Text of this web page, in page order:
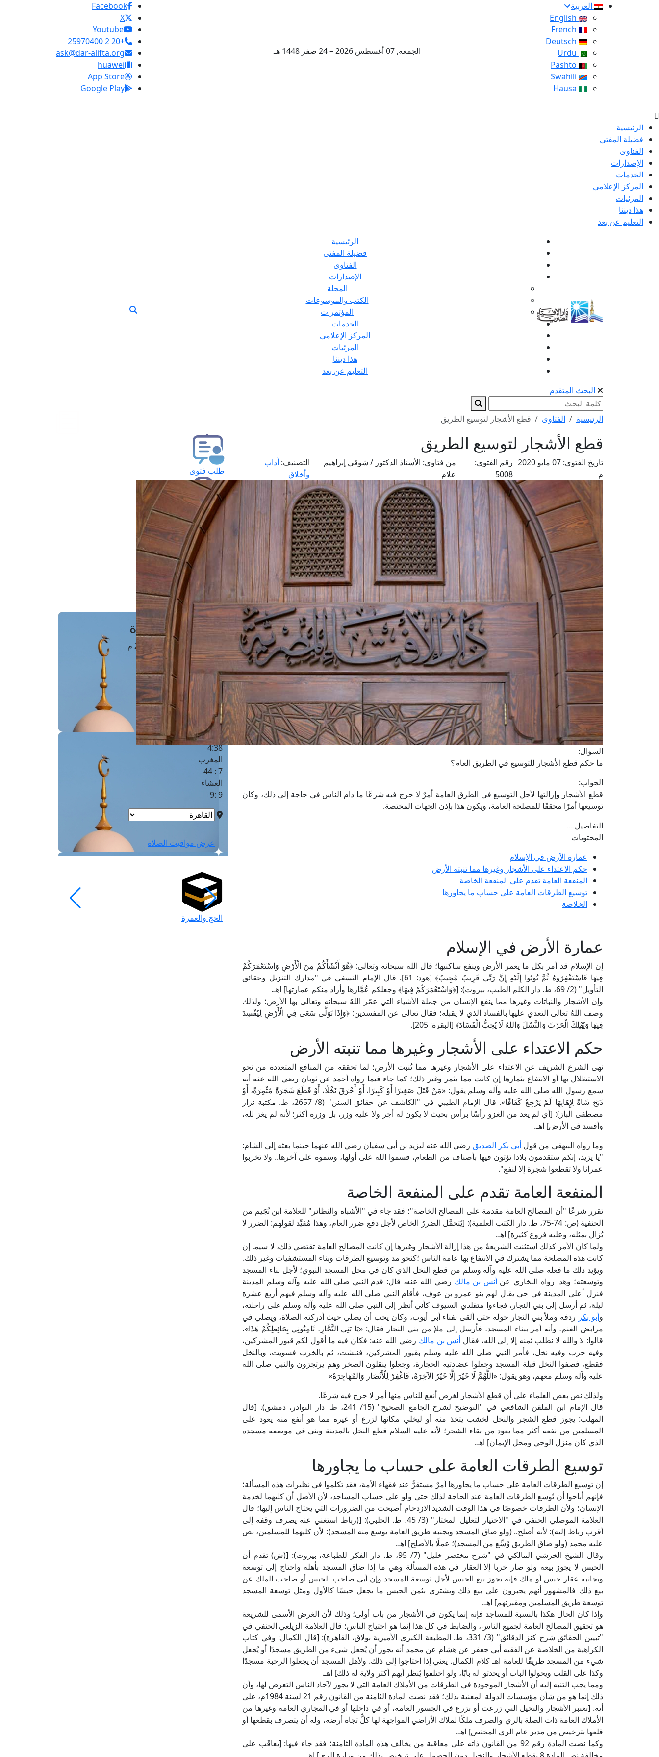
العربية
الجمعة, 07 أغسطس 2026 – 24 صفر 1448 هـ
Facebook
X
Youtube
+20 2 25970400
ask@dar-alifta.org
huawei
App Store
Google Play
الرئيسية
فضيلة المفتى
الفتاوى
الإصدارات
الخدمات
المركز الإعلامى
المرئيات
هذا ديننا
التعليم عن بعد
الرئيسية
فضيلة المفتى
الفتاوى
الإصدارات
المجلة
الكتب والموسوعات
المؤتمرات
الخدمات
المركز الإعلامى
المرئيات
هذا ديننا
التعليم عن بعد
البحث المتقدم
الرئيسية الفتاوى قطع الأشجار لتوسيع الطريق
قطع الأشجار لتوسيع الطريق
تاريخ الفتوى:
07 مايو 2020
م
رقم الفتوى:
5008
من فتاوى: الأستاذ الدكتور / شوقي إبراهيم
علام
التصنيف: آداب
وأخلاق
السؤال:
ما حكم قطع الأشجار للتوسيع في الطريق العام؟
الجواب:
قطع الأشجار وإزالتها لأجل التوسيع في الطرق العامة أمرٌ لا حرج فيه شرعًا ما دام الناس في حاجة إلى ذلك، وكان
توسيعها أمرًا محققًا للمصلحة العامة، ويكون هذا بإذن الجهات المختصة.
التفاصيل....
المحتويات
عمارة الأرض في الإسلام
حكم الاعتداء على الأشجار وغيرها مما تنبته الأرض
المنفعة العامة تقدم على المنفعة الخاصة
توسيع الطرقات العامة على حساب ما يجاورها
الخلاصة
عمارة الأرض في الإسلام
إن الإسلام قد أمر بكل ما يعمر الأرض وينفع ساكنيها؛ قال الله سبحانه وتعالى: ﴿هُوَ أَنْشَأَكُمْ مِنَ الْأَرْضِ وَاسْتَعْمَرَكُمْ
فِيهَا فَاسْتَغْفِرُوهُ ثُمَّ تُوبُوا إِلَيْهِ إِنَّ رَبِّي قَرِيبٌ مُجِيبٌ﴾ [هود: 61]. قال الإمام النسفي في "مدارك التنزيل وحقائق
التأويل" (2/ 69، ط. دار الكلم الطيب، بيروت): [﴿وَاسْتَعْمَرَكُمْ فِيهَا﴾ وجعلكم عُمَّارها وأراد منكم عمارتها] اهـ.
وإن الأشجار والنباتات وغيرها مما ينفع الإنسان من جملة الأشياء التي عمّر اللهُ سبحانه وتعالى بها الأرض؛ ولذلك
وصف اللهُ تعالى التعدي عليها بالفساد الذي لا يقبله؛ فقال تعالى عن المفسدين: ﴿وَإِذَا تَوَلَّى سَعَى فِي الْأَرْضِ لِيُفْسِدَ
فِيهَا وَيُهْلِكَ الْحَرْثَ وَالنَّسْلَ وَاللهُ لَا يُحِبُّ الْفَسَادَ﴾ [البقرة: 205].
حكم الاعتداء على الأشجار وغيرها مما تنبته الأرض
نهى الشرع الشريف عن الاعتداء على الأشجار وغيرها مما تُنبت الأرض؛ لما تحققه من المنافع المتعددة من نحو
الاستظلال بها أو الانتفاع بثمارها إن كانت مما يثمر وغير ذلك؛ كما جاء فيما رواه أحمد عن ثوبان رضي الله عنه أنه
سمع رسول الله صلى الله عليه وآله وسلم يقول: «مَنْ قَتَلَ صَغِيرًا أَوْ كَبِيرًا، أَوْ أَحْرَقَ نَخْلًا، أَوْ قَطَعَ شَجَرَةً مُثْمِرَةً، أَوْ
ذَبَحَ شَاةً لِإِهَابِهَا لَمْ يَرْجِعْ كَفَافًا». قال الإمام الطيبي في "الكاشف عن حقائق السنن" (8/ 2657، ط. مكتبة نزار
مصطفى الباز): [أي لم يعد من الغزو رأسًا برأس بحيث لا يكون له أجر ولا عليه وزر، بل وزره أكثر؛ لأنه لم يغز لله،
وأفسد في الأرض] اهـ.
وما رواه البيهقي من قول أبي بكر الصديق رضي الله عنه ليزيد بن أبي سفيان رضي الله عنهما حينما بعثه إلى الشام:
"يا يزيد، إنكم ستقدمون بلادا تؤتون فيها بأصناف من الطعام، فسموا الله على أولها، وسموه على آخرها.. ولا تخربوا
عمرانا ولا تقطعوا شجرة إلا لنفع".
المنفعة العامة تقدم على المنفعة الخاصة
تقرر شرعًا "أن المصالح العامة مقدمة على المصالح الخاصة"؛ فقد جاء في "الأشباه والنظائر" للعلامة ابن نُجَيم من
الحنفية (ص: 74-75، ط. دار الكتب العلمية): [يُتحمَّل الضررُ الخاص لأجل دفع ضرر العام، وهذا مُقيِّد لقولهم: الضرر لا
يُزال بمثله، وعليه فروع كثيرة] اهـ.
ولما كان الأمر كذلك استثنت الشريعةُ من هذا إزالة الأشجار وغيرها إن كانت المصالح العامة تقتضي ذلك، لا سيما إن
كانت هذه المصلحة مما يشترك في الانتفاع بها عامة الناس ؛كنحو مد وتوسيع الطرقات وبناء المستشفيات وغير ذلك.
ويؤيد ذلك ما فعله صلى الله عليه وآله وسلم من قطع النخل الذي كان في محل المسجد النبوي؛ لأجل بناء المسجد
وتوسعته؛ وهذا رواه البخاري عنأنس بن مالك رضي الله عنه، قال: قدم النبي صلى الله عليه وآله وسلم المدينة
فنزل أعلى المدينة في حي يقال لهم بنو عمرو بن عوف، فأقام النبي صلى الله عليه وآله وسلم فيهم أربع عشرة
ليلة، ثم أرسل إلى بني النجار، فجاءوا متقلدي السيوف كأني أنظر إلى النبي صلى الله عليه وآله وسلم على راحلته،
وأبو بكر ردفه وملأ بني النجار حوله حتى ألقى بفناء أبي أيوب، وكان يحب أن يصلي حيث أدركته الصلاة، ويصلي في
مرابض الغنم، وأنه أمر ببناء المسجد، فأرسل إلى ملإ من بني النجار فقال: «يَا بَنِي النَّجَّارِ، ثَامِنُونِي بِحَائِطِكُمْ هَذَا»،
قالوا: لا والله لا نطلب ثمنه إلا إلى الله، فقال أنس بن مالك رضي الله عنه: فكان فيه ما أقول لكم قبور المشركين،
وفيه خرب وفيه نخل، فأمر النبي صلى الله عليه وسلم بقبور المشركين، فنبشت، ثم بالخرب فسويت، وبالنخل
فقطع، فصفوا النخل قبلة المسجد وجعلوا عضادتيه الحجارة، وجعلوا ينقلون الصخر وهم يرتجزون والنبي صلى الله
عليه وآله وسلم معهم، وهو يقول: «اللَّهُمَّ لَا خَيْرَ إِلَّا خَيْرُ الآخِرَهْ، فَاغْفِرْ لِلْأَنْصَارِ وَالمُهَاجِرَهْ»
ولذلك نص بعض العلماء على أن قطع الأشجار لغرض أنفع للناس منها أمر لا حرج فيه شرعًا.
قال الإمام ابن الملقن الشافعي في "التوضيح لشرح الجامع الصحيح" (15/ 241، ط. دار النوادر، دمشق): [قال
المهلب: يجوز قطع الشجر والنخل لخشب يتخذ منه أو ليخلي مكانها لزرع أو غيره مما هو أنفع منه يعود على
المسلمين من نفعه أكثر مما يعود من بقاء الشجر؛ لأنه عليه السلام قطع النخل بالمدينة وبنى في موضعه مسجده
الذي كان منزل الوحي ومحل الإيمان] اهـ.
توسيع الطرقات العامة على حساب ما يجاورها
إن توسيع الطرقات العامة على حساب ما يجاورها أمرٌ مستقرٌّ عند فقهاء الأمة، فقد تكلموا في نظيرات هذه المسألة؛
فإنهم أباحوا أن تُوسع الطرقات العامة عند الحاجة لذلك حتى ولو على حساب المساجد، لأن الأصل أن كليهما لخدمة
الإنسان؛ ولأن الطرقات خصوصًا في هذا الوقت الشديد الازدحام أصبحت من الضرورات التي يحتاج الناس إليها؛ قال
العلامة الموصلي الحنفي في "الاختيار لتعليل المختار" (3/ 45، ط. الحلبي): [(رباط استغني عنه يصرف وقفه إلى
أقرب رباط إليه)؛ لأنه أصلح.. (ولو ضاق المسجد وبجنبه طريق العامة يوسع منه المسجد)؛ لأن كليهما للمسلمين، نص
عليه محمد (ولو ضاق الطريق وُسِّع من المسجد)؛ عملًا بالأصلح] اهـ.
وقال الشيخ الخرشي المالكي في "شرح مختصر خليل" (7/ 95، ط. دار الفكر للطباعة، بيروت): [(ش) تقدم أن
الحبس لا يجوز بيعه ولو صار خربا إلا العقار في هذه المسألة وهي ما إذا ضاق المسجد بأهله واحتاج إلى توسعة
وبجانبه عقار حبس أو ملك فإنه يجوز بيع الحبس لأجل توسعة المسجد وإن أبى صاحب الحبس أو صاحب الملك عن
بيع ذلك فالمشهور أنهم يجبرون على بيع ذلك ويشترى بثمن الحبس ما يجعل حبسًا كالأول ومثل توسعة المسجد
توسعة طريق المسلمين ومقبرتهم] اهـ.
وإذا كان الحال هكذا بالنسبة للمساجد فإنه إنما يكون في الأشجار من باب أولى؛ وذلك لأن الغرض الأسمى للشريعة
هو تحقيق المصالح العامة لجميع الناس، والضابط في كل هذا إنما هو احتياج الناس؛ قال العلامة الزيلعي الحنفي في
"تبيين الحقائق شرح كنز الدقائق" (3/ 331، ط. المطبعة الكبرى الأميرية بولاق، القاهرة): [قال الكمال: وفي كتاب
الكراهية من الخلاصة عن الفقيه أبي جعفر عن هشام عن محمد أنه يجوز أن يُجعل شيء من الطريق مسجدًا أو يُجعل
شيء من المسجد طريقًا للعامة اهـ كلام الكمال. يعني إذا احتاجوا إلى ذلك. ولأهل المسجد أن يجعلوا الرحبة مسجدًا
وكذا على القلب ويحولوا الباب أو يحدثوا له بابًا، ولو اختلفوا يُنظر أيهم أكثر ولاية له ذلك] اهـ.
ومما يجب التنبه إليه أن الأشجار الموجودة في الطرقات من الأملاك العامة التي لا يجوز لآحاد الناس التعرض لها، وأن
ذلك إنما هو من شأن مؤسسات الدولة المعنية بذلك؛ فقد نصت المادة الثامنة من القانون رقم 21 لسنة 1984م، على
أنه: [تعتبر الأشجار والنخيل التي زرعت أو تزرع في الجسور العامة، أو في داخلها أو في المجاري العامة وغيرها من
الأملاك العامة ذات الصلة بالري والصرف ملكًا لملاك الأراضي المواجهة لها كلٌّ تجاه أرضه، وله أن يتصرف بقطعها أو
قلعها بترخيص من مدير عام الري المختص] اهـ.
وكما نصت المادة رقم 92 من القانون ذاته على معاقبة من يخالف هذه المادة الثامنة؛ فقد جاء فيها: [يعاقَب على
طلب فتوى
استعلام عن فتوى
حجز موعد
الفتوى الهاتفية
مَواقِيتُ الصَّـــلاة
القاهرة · 07 أغسطس 2026 م
4 :41
الشروق
6 :17
الظهر
1 : 1
العصر
4:38
المغرب
7 : 44
العشاء
9 :9
عرض مواقيت الصلاة
الحج والعمرة